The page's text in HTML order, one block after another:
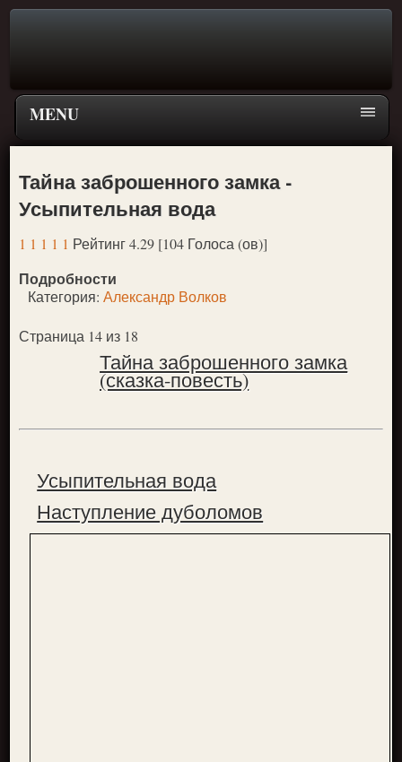
MENU
Главная страница
Поиск
ПЕРЕЙТИ К ГЛАВНОМУ МЕНЮ СКАЗОК
Новое
Популярное
Тайна заброшенного замка -
Усыпительная вода
1 1 1 1 1 Рейтинг 4.29 [104 Голоса (ов)]
Подробности
Категория:Александр Волков
Страница 14 из 18
Тайна заброшенного замка
(сказка-повесть)
Усыпительная вода
Наступление дуболомов